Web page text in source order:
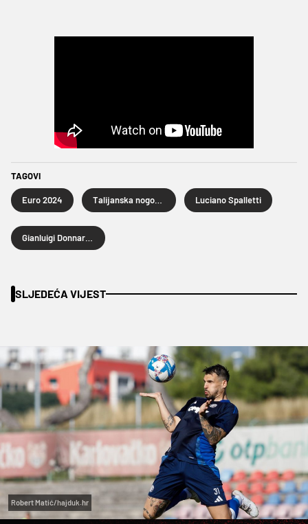
TAGOVI
Euro 2024 Luciano Spalletti
SLJEDEĆA VIJEST
Robert Matić/hajduk.hr